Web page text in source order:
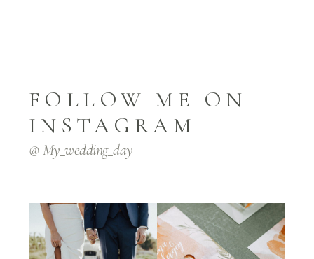
FOLLOW ME ON
INSTAGRAM
@ My_wedding_day